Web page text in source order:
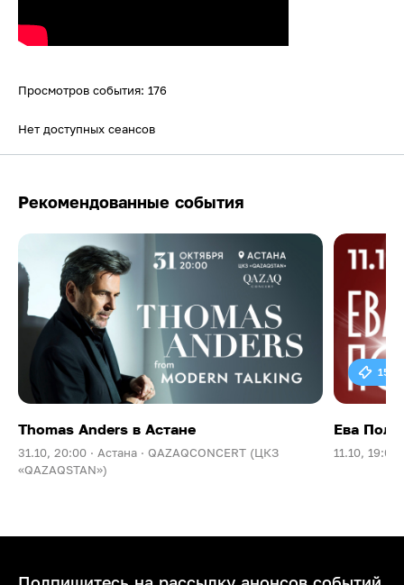
Просмотров события: 176
Нет доступных сеансов
Рекомендованные события
Thomas Anders в Астане
31.10, 20:00 · Астана · QAZAQCONCERT (ЦКЗ
«QAZAQSTAN»)
15
Ева
11.10, 19:00